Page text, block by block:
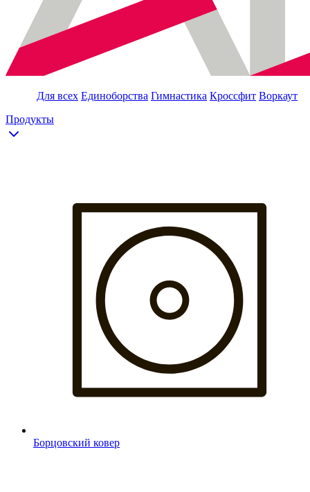
Для всех Единоборства Гимнастика Кроссфит Воркаут
Продукты
Борцовский ковер